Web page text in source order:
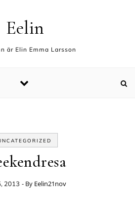
Eelin
är Elin Emma Larsson
2013 - By Eelin21nov